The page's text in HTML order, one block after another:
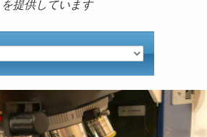
を提供しています